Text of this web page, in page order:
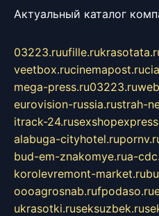
Актуальный каталог
03223.ruufille.ru
veetbox.rucinemapost.ru
mega-press.ru03223.ru
eurovision-russia.rustrah-
itrack-24.ru
alabuga-cityhotel.ru
bud-em-znakomye.rua-
korolevremont-market.ru
oooagrosnab.rufpodaso.ru
ukrasotki.ruseksuzbek.ru